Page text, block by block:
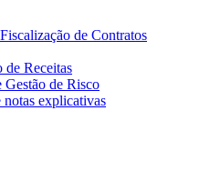
de Contratos
de Receitas
Gestão de Risco
notas explicativas